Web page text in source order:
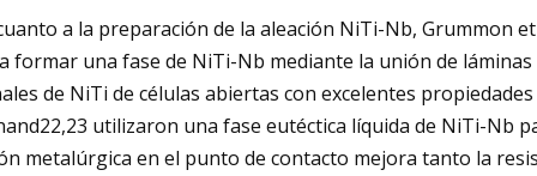
a la preparación de la aleación NiTi-Nb, Grummon
formar una fase de NiTi-Nb mediante la unión de
de NiTi de células abiertas con excelentes
utilizaron una fase eutéctica líquida de NiTi-Nb
metalúrgica en el punto de contacto mejora tanto la